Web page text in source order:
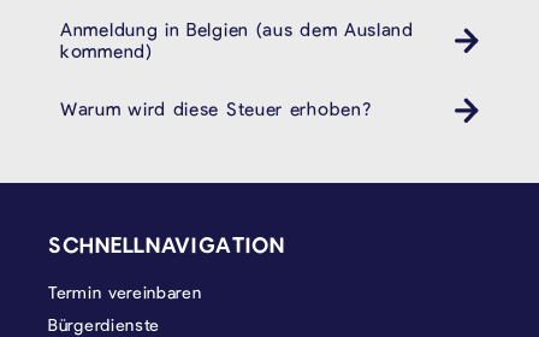
Anmeldung in Belgien (aus dem Ausland
kommend)
Warum wird diese Steuer erhoben?
SCHNELLNAVIGATION
Termin vereinbaren
Bürgerdienste